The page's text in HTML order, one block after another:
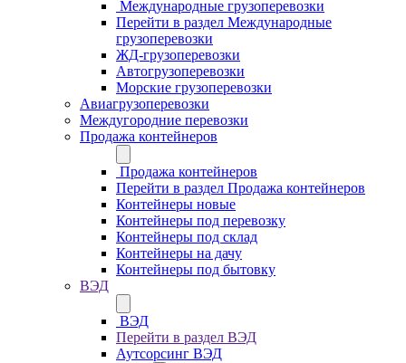
Международные грузоперевозки
Перейти в раздел Международные
грузоперевозки
ЖД-грузоперевозки
Автогрузоперевозки
Морские грузоперевозки
Авиагрузоперевозки
Междугородние перевозки
Продажа контейнеров
Продажа контейнеров
Перейти в раздел Продажа контейнеров
Контейнеры новые
Контейнеры под перевозку
Контейнеры под склад
Контейнеры на дачу
Контейнеры под бытовку
ВЭД
ВЭД
Перейти в раздел ВЭД
Аутсорсинг ВЭД